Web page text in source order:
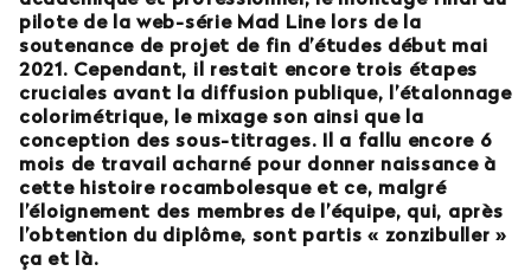
pilote de la web-série Mad Line lors de la
soutenance de projet de fin d’études début mai
2021. Cependant, il restait encore trois étapes
cruciales avant la diffusion publique, l’étalonnage
colorimétrique, le mixage son ainsi que la
conception des sous-titrages. Il a fallu encore 6
mois de travail acharné pour donner naissance à
cette histoire rocambolesque et ce, malgré
l’éloignement des membres de l’équipe, qui, après
l’obtention du diplôme, sont partis « zonzibuller »
ça et là.